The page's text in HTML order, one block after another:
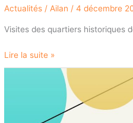
Actualités /Ailan/4 décembre
Visites des quartiers historiques
Lire la suite »